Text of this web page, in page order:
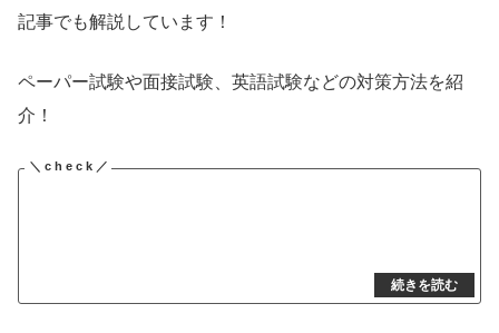
記事でも解説しています！
ペーパー試験や面接試験、英語試験などの対策方法を紹
介！